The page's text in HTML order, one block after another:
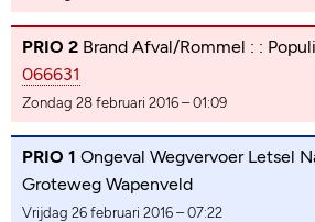
PRIO 2 Brand Afval/Rommel : :
066631
Zondag 28 februari 2016 – 01:09
PRIO 1 Ongeval Wegvervoer Letsel
Groteweg Wapenveld
Vrijdag 26 februari 2016 – 07:22